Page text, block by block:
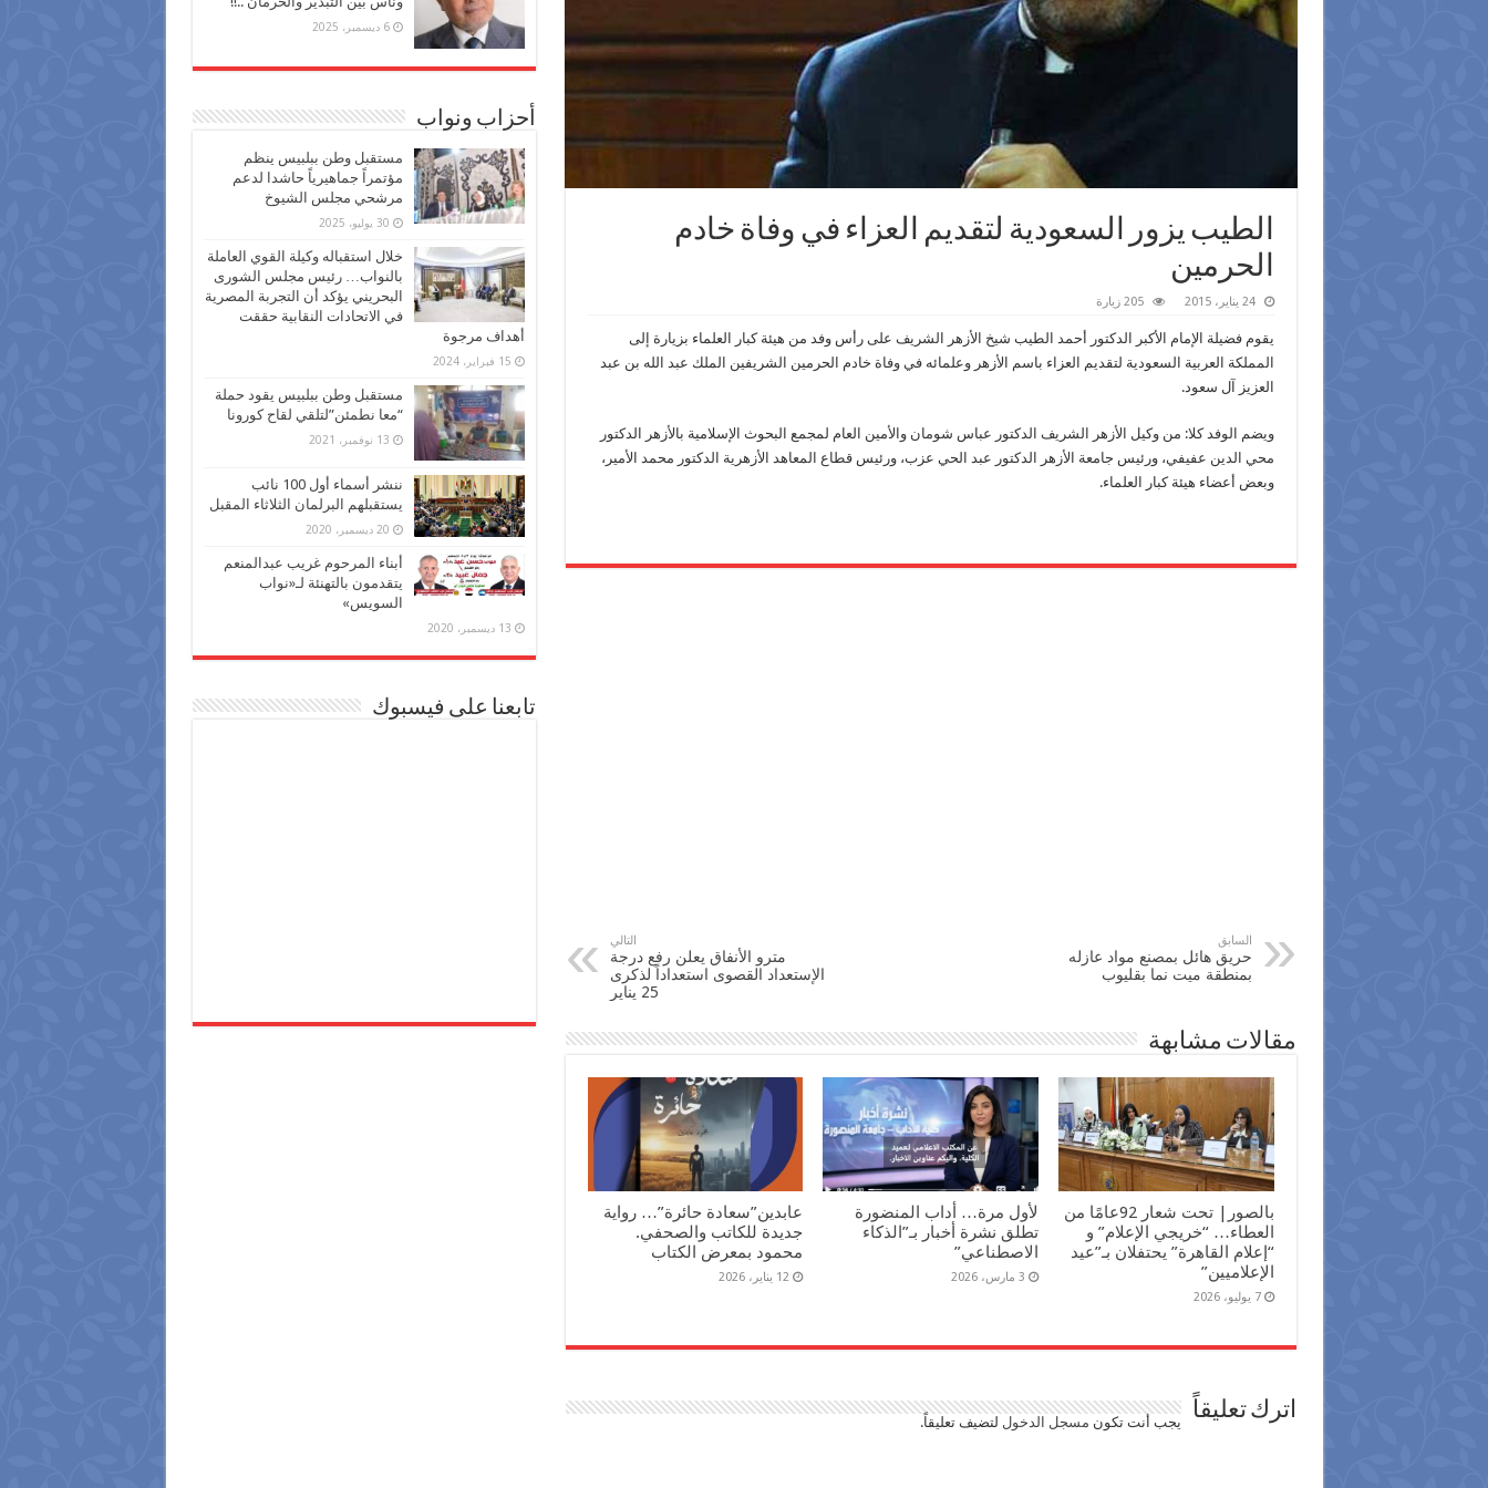
الطيب يزور السعودية لتقديم العزاء في وفاة خادم
الحرمين
24 يناير، 2015 205 زيارة
يقوم فضيلة الإمام الأكبر الدكتور أحمد الطيب شيخ الأزهر الشريف على رأس وفد من هيئة كبار العلماء بزيارة إلى
المملكة العربية السعودية لتقديم العزاء باسم الأزهر وعلمائه في وفاة خادم الحرمين الشريفين الملك عبد الله بن عبد
العزيز آل سعود.
ويضم الوفد كلا: من وكيل الأزهر الشريف الدكتور عباس شومان والأمين العام لمجمع البحوث الإسلامية بالأزهر الدكتور
محي الدين عفيفي، ورئيس جامعة الأزهر الدكتور عبد الحي عزب، ورئيس قطاع المعاهد الأزهرية الدكتور محمد الأمير،
وبعض أعضاء هيئة كبار العلماء.
السابق
حريق هائل بمصنع مواد عازله
بمنطقة ميت نما بقليوب
التالي
مترو الأنفاق يعلن رفع درجة
الإستعداد القصوى استعداداً لذكرى
25 يناير
مقالات مشابهة
بالصور| تحت شعار 92عامًا من
العطاء… “خريجي الإعلام” و
“إعلام القاهرة” يحتفلان بـ”عيد
الإعلاميين”
7 يوليو، 2026
لأول مرة… أداب المنضورة
تطلق نشرة أخبار بـ”الذكاء
الاصطناعي”
3 مارس، 2026
عابدين”سعادة حائرة”… رواية
جديدة للكاتب والصحفي.
محمود بمعرض الكتاب
12 يناير، 2026
اترك تعليقاً يجب أنت تكون مسجل الدخول لتضيف تعليقاً.
6 ديسمبر، 2025
أحزاب ونواب
مستقبل وطن ببلبيس ينظم
مؤتمراً جماهيرياً حاشدا لدعم
مرشحي مجلس الشيوخ
30 يوليو، 2025
خلال استقباله وكيلة القوي العاملة
بالنواب… رئيس مجلس الشورى
البحريني يؤكد أن التجربة المصرية
في الاتحادات النقابية حققت
أهداف مرجوة
15 فبراير، 2024
مستقبل وطن ببلبيس يقود حملة
“معا نطمئن”لتلقي لقاح كورونا
13 نوفمبر، 2021
ننشر أسماء أول 100 نائب
يستقبلهم البرلمان الثلاثاء المقبل
20 ديسمبر، 2020
أبناء المرحوم غريب عبدالمنعم
يتقدمون بالتهنئة لـ«نواب
السويس»
13 ديسمبر، 2020
تابعنا على فيسبوك